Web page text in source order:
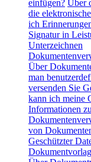
einfügen? Über
die
ich
Signatur in
Unterzeichnen
Über
man
versenden Sie
kann ich meine
Informationen
von
Geschützter